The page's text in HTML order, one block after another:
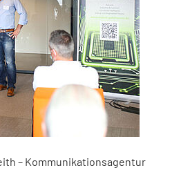
– Kommunikationsagentur